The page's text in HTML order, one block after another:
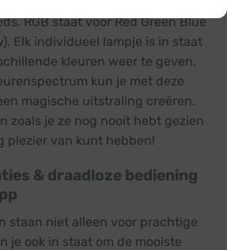
RGB staat voor Red Green Blue
Elk individueel lampje is in staat
kleuren weer te geven.
kun je met deze
magische uitstraling creëren.
zoals je ze nog nooit hebt gezien
plezier van kunt hebben!
& draadloze bediening
staan niet alleen voor prachtige
je ook in staat om de mooiste